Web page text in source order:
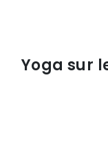
Yoga sur